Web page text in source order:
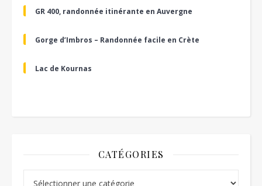
GR 400, randonnée itinérante en Auvergne
Gorge d’Imbros – Randonnée facile en Crète
Lac de Kournas
CATÉGORIES